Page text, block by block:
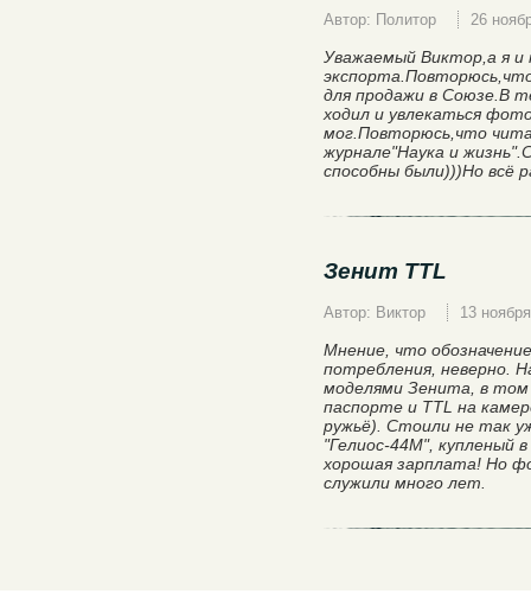
Автор: Политор 26
Уважаемый Виктор,а я и
для продажи в Союзе.В
ходил и увлекаться
мог.Повторюсь,что
журнале"Наука и
способны были)))Но всё
Зенит TTL
Автор: Виктор 13
Мнение, что
потребления, неверно.
моделями Зенита, в том
паспорте и TTL на
ружьё). Стоили не так
"Гелиос-44М", купленый
хорошая зарплата! Но
служили много лет.